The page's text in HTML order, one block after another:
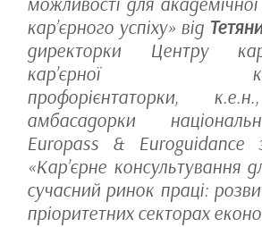
можливості для
кар’єрного успіху» від
директорки Центру
кар’єрної
профорієнтаторки,
амбасадорки
Europass & Euroguidance
«Кар’єрне консультування
сучасний ринок праці:
пріоритетних секторах